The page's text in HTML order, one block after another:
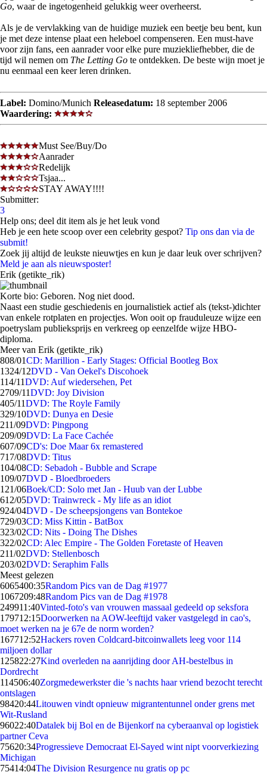
Go, waar de ingetogenheid gelukkig weer overheerst.
Als je de vervlakking van de huidige muziek een beetje beu bent, kun
je met deze intense plaat een heleboel compenseren. Een must-have
voor zijn fans, een aanrader voor elke pure muziekliefhebber, die de
tijd wil nemen om The Letting Go te ontdekken. De beste wijn moet je
nu eenmaal een keer leren drinken.
Label: Domino/Munich Releasedatum: 18 september 2006
Waardering:
Must See/Buy/Do
Aanrader
Redelijk
Tsjaa...
STAY AWAY!!!!
Submitter:
3
Help ons; deel dit item als je het leuk vond
Heb je een hete scoop over een celebrity gespot? Tip ons dan via de
submit!
Zoek jij altijd de leukste nieuwtjes en kun je daar leuk over schrijven?
Meld je aan als nieuwsposter!
Erik (getikte_rik)
Korte bio: Geboren. Nog niet dood.
Naast een studie geschiedenis en journalistiek actief als (tekst-)dichter
van enkele rotplaten en projectjes. Won ooit op frauduleuze wijze een
poetryslam publieksprijs en verkreeg op eenzelfde wijze HBO-
diploma.
Meer van Erik (getikte_rik)
808/01CD: Marillion - Early Stages: Official Bootleg Box
1324/12DVD - Van Oekel's Discohoek
114/11DVD: Auf wiedersehen, Pet
2709/11DVD: Joy Division
405/11DVD: The Royle Family
329/10DVD: Dunya en Desie
211/09DVD: Pingpong
209/09DVD: La Face Cachée
607/09CD's: Doe Maar 6x remastered
717/08DVD: Titus
104/08CD: Sebadoh - Bubble and Scrape
109/07DVD - Bloedbroeders
1 21/06Boek/CD: Solo met Jan - Huub van der Lubbe
612/05DVD: Trainwreck - My life as an idiot
924/04DVD - De scheepsjongens van Bontekoe
729/03CD: Miss Kittin - BatBox
323/02CD: Nits - Doing The Dishes
322/02CD: Alec Empire - The Golden Foretaste of Heaven
211/02DVD: Stellenbosch
203/02DVD: Seraphim Falls
Meest gelezen
6065400:35Random Pics van de Dag #1977
1067209:48Random Pics van de Dag #1978
249911:40Vinted-foto's van vrouwen massaal gedeeld op seksfora
179712:15Doorwerken na AOW-leeftijd vaker vastgelegd in cao's,
moet werken na je 67e de norm worden?
167712:52Hackers roven Coldcard-bitcoinwallets leeg voor 114
miljoen dollar
125822:27Kind overleden na aanrijding door AH-bestelbus in
Dordrecht
114506:40Zorgmedewerkster die 's nachts haar vriend bezocht terecht
ontslagen
98420:44Litouwen vindt opnieuw migrantentunnel onder grens met
Wit-Rusland
96022:40Datalek bij Bol en de Bijenkorf na cyberaanval op logistiek
partner Ceva
75620:34Progressieve Democraat El-Sayed wint nipt voorverkiezing
Michigan
75414:04The Division Resurgence nu gratis op pc